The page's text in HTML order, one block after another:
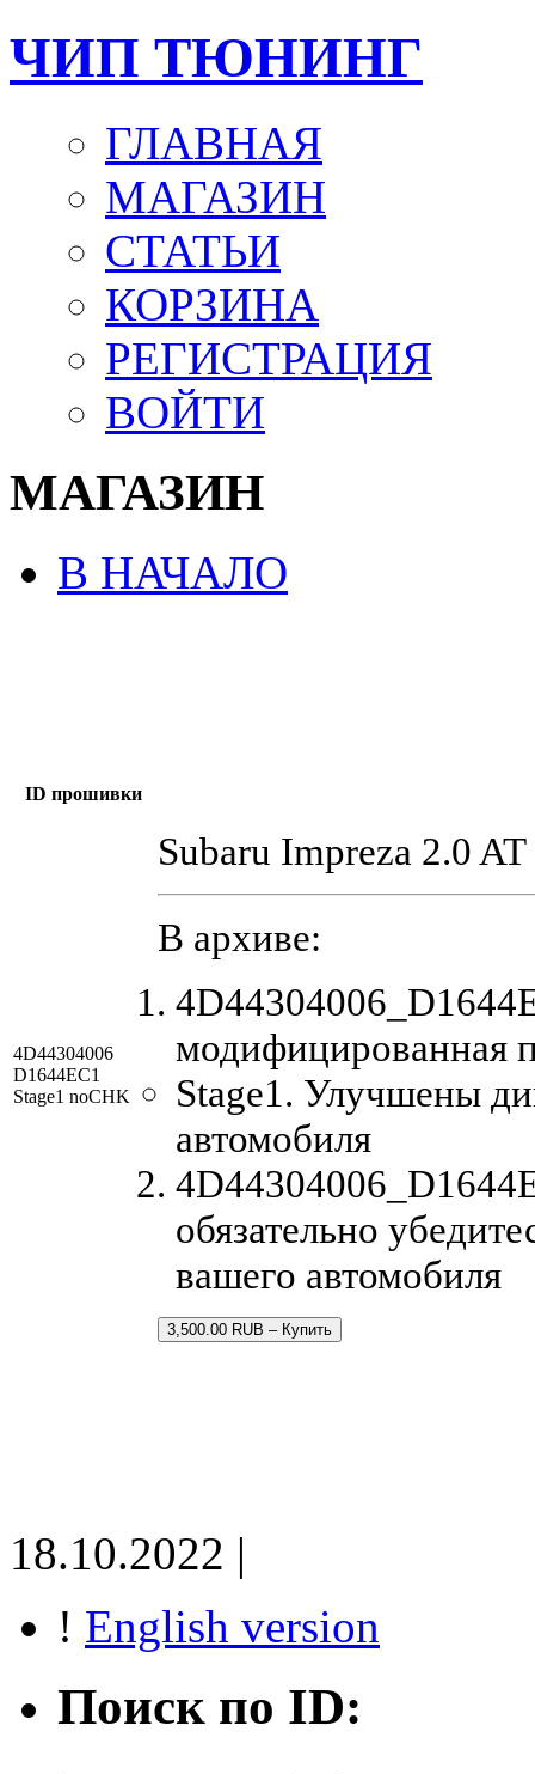
ЧИП ТЮНИНГ
ГЛАВНАЯ
МАГАЗИН
СТАТЬИ
КОРЗИНА
РЕГИСТРАЦИЯ
ВОЙТИ
МАГАЗИН
В НАЧАЛО
ID прошивки
4D44304006
D1644EC1
Stage1 noCHK
Subaru Impreza 2.0 AT
В архиве:
модифицированная
Stage1. Улучшены
автомобиля
обязательно
вашего автомобиля
3,500.00 RUB – Купить
18.10.2022 |
! English version
Поиск по ID: